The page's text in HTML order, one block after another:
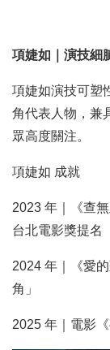
項婕如｜演技細
項婕如演技可塑
角代表人物，兼
眾高度關注。
項婕如 成就
2023 年｜《查
台北電影獎提名
2024 年｜《愛
角」
2025 年｜電影